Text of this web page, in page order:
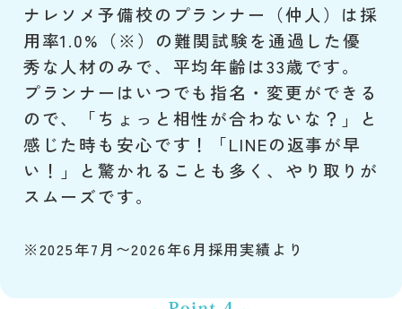
ナレソメ予備校のプランナー（仲人）は採
用率1.0%（※）の難関試験を通過した優
秀な人材のみで、平均年齢は33歳です。
プランナーはいつでも指名・変更ができる
ので、「ちょっと相性が合わないな？」と
感じた時も安心です！「LINEの返事が早
い！」と驚かれることも多く、やり取りが
スムーズです。
※2025年7月〜2026年6月採用実績より